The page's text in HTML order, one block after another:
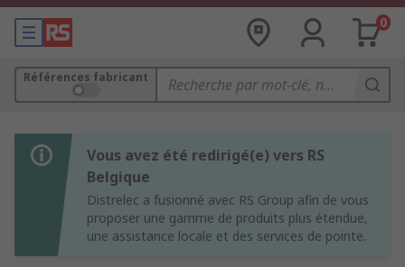
0
Références fabricant
Vous avez été redirigé(e) vers RS
Belgique
Distrelec a fusionné avec RS Group afin de vous
proposer une gamme de produits plus étendue,
une assistance locale et des services de pointe.